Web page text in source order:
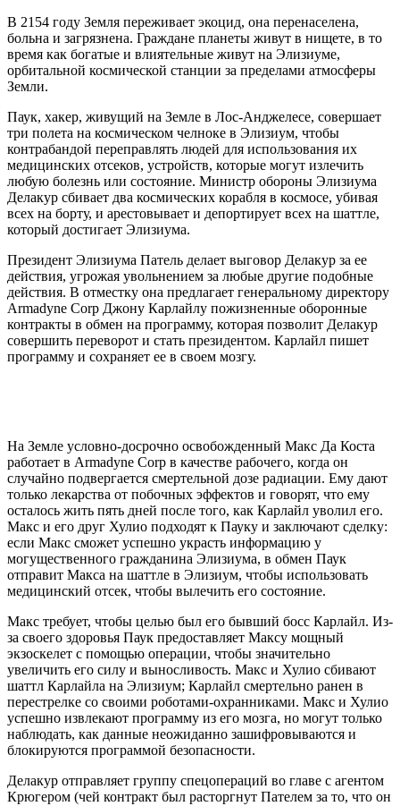
В 2154 году Земля переживает экоцид, она перенаселена,
больна и загрязнена. Граждане планеты живут в нищете, в то
время как богатые и влиятельные живут на Элизиуме,
орбитальной космической станции за пределами атмосферы
Земли.
Паук, хакер, живущий на Земле в Лос-Анджелесе, совершает
три полета на космическом челноке в Элизиум, чтобы
контрабандой переправлять людей для использования их
медицинских отсеков, устройств, которые могут излечить
любую болезнь или состояние. Министр обороны Элизиума
Делакур сбивает два космических корабля в космосе, убивая
всех на борту, и арестовывает и депортирует всех на шаттле,
который достигает Элизиума.
Президент Элизиума Патель делает выговор Делакур за ее
действия, угрожая увольнением за любые другие подобные
действия. В отместку она предлагает генеральному директору
Armadyne Corp Джону Карлайлу пожизненные оборонные
контракты в обмен на программу, которая позволит Делакур
совершить переворот и стать президентом. Карлайл пишет
программу и сохраняет ее в своем мозгу.
На Земле условно-досрочно освобожденный Макс Да Коста
работает в Armadyne Corp в качестве рабочего, когда он
случайно подвергается смертельной дозе радиации. Ему дают
только лекарства от побочных эффектов и говорят, что ему
осталось жить пять дней после того, как Карлайл уволил его.
Макс и его друг Хулио подходят к Пауку и заключают сделку:
если Макс сможет успешно украсть информацию у
могущественного гражданина Элизиума, в обмен Паук
отправит Макса на шаттле в Элизиум, чтобы использовать
медицинский отсек, чтобы вылечить его состояние.
Макс требует, чтобы целью был его бывший босс Карлайл. Из-
за своего здоровья Паук предоставляет Максу мощный
экзоскелет с помощью операции, чтобы значительно
увеличить его силу и выносливость. Макс и Хулио сбивают
шаттл Карлайла на Элизиум; Карлайл смертельно ранен в
перестрелке со своими роботами-охранниками. Макс и Хулио
успешно извлекают программу из его мозга, но могут только
наблюдать, как данные неожиданно зашифровываются и
блокируются программой безопасности.
Делакур отправляет группу спецопераций во главе с агентом
Крюгером (чей контракт был расторгнут Пателем за то, что он